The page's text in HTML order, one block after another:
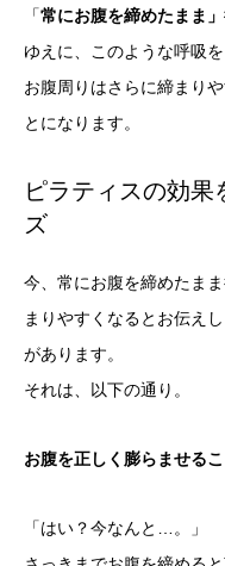
「常にお腹を締めたまま
ゆえに、このような呼吸
お腹周りはさらに締まり
とになります。
ピラティスの効果
ズ
今、常にお腹を締めたま
まりやすくなるとお伝え
があります。
それは、以下の通り。
お腹を正しく膨らませる
「はい？今なんと…。」